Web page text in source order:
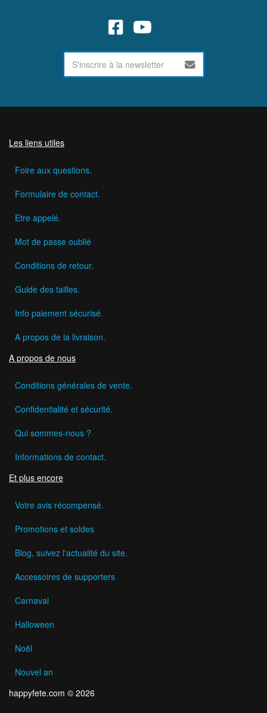
Les liens utiles
Foire aux questions.
Formulaire de contact.
Etre appelé.
Mot de passe oublié
Conditions de retour.
Guide des tailles.
Info paiement sécurisé.
A propos de la livraison.
A propos de nous
Conditions générales de vente.
Confidentialité et sécurité.
Qui sommes-nous ?
Informations de contact.
Et plus encore
Votre avis récompensé.
Promotions et soldes
Blog, suivez l'actualité du site.
Accessoires de supporters
Carnaval
Halloween
Noël
Nouvel an
happyfete.com © 2026